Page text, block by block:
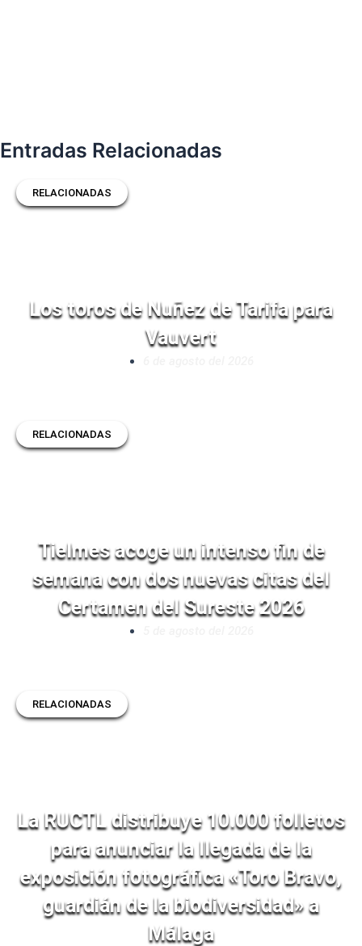
Entradas Relacionadas
RELACIONADAS
Los toros de Nuñez de Tarifa para
Vauvert
RELACIONADAS
Tielmes acoge un intenso fin de
semana con dos nuevas citas del
Certamen del Sureste 2026
RELACIONADAS
La RUCTL distribuye 10.000 folletos
para anunciar la llegada de la
exposición fotográfica «Toro Bravo,
guardián de la biodiversidad» a
Málaga